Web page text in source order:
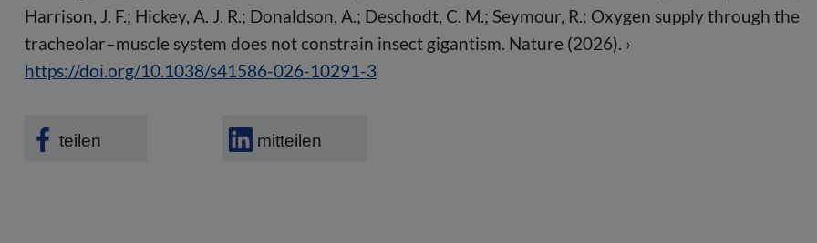
Harrison, J. F.; Hickey, A. J. R.; Donaldson, A.; Deschodt, C. M.; Seymour, R.: Oxygen supply through the
tracheolar–muscle system does not constrain insect gigantism. Nature (2026).
https://doi.org/10.1038/s41586-026-10291-3
teilen mitteilen